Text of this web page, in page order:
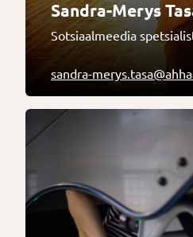
Sandra-Merys
Sotsiaalmeedia
sandra-